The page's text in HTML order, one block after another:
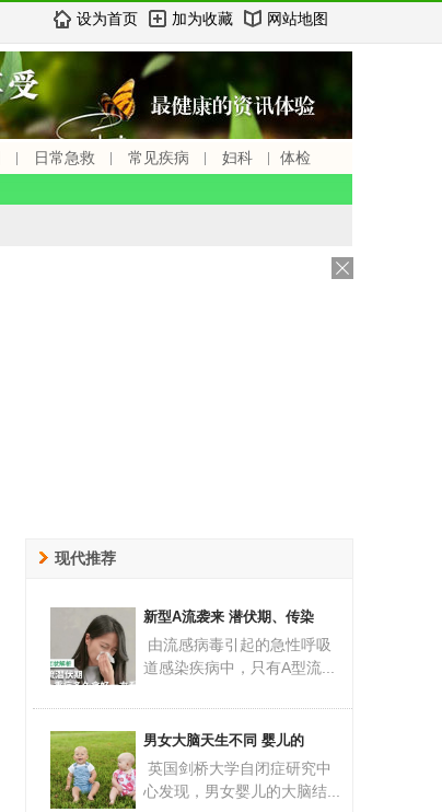
设为首页 加为收藏 网站地图
日常急救 常见疾病 妇科
体检
现代推荐
新型A流袭来 潜伏期、传染
由流感病毒引起的急性呼吸
道感染疾病中，只有A型流...
男女大脑天生不同 婴儿的
英国剑桥大学自闭症研究中
心发现，男女婴儿的大脑结...